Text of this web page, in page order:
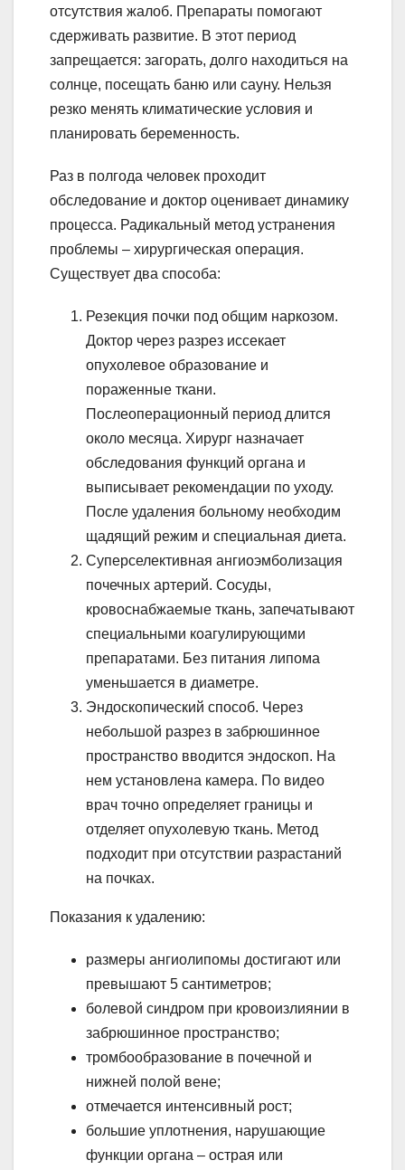
отсутствия жалоб. Препараты помогают
сдерживать развитие. В этот период
запрещается: загорать, долго находиться на
солнце, посещать баню или сауну. Нельзя
резко менять климатические условия и
планировать беременность.
Раз в полгода человек проходит
обследование и доктор оценивает динамику
процесса. Радикальный метод устранения
проблемы – хирургическая операция.
Существует два способа:
Резекция почки под общим наркозом.
Доктор через разрез иссекает
опухолевое образование и
пораженные ткани.
Послеоперационный период длится
около месяца. Хирург назначает
обследования функций органа и
выписывает рекомендации по уходу.
После удаления больному необходим
щадящий режим и специальная диета.
Суперселективная ангиоэмболизация
почечных артерий. Сосуды,
кровоснабжаемые ткань, запечатывают
специальными коагулирующими
препаратами. Без питания липома
уменьшается в диаметре.
Эндоскопический способ. Через
небольшой разрез в забрюшинное
пространство вводится эндоскоп. На
нем установлена камера. По видео
врач точно определяет границы и
отделяет опухолевую ткань. Метод
подходит при отсутствии разрастаний
на почках.
Показания к удалению:
размеры ангиолипомы достигают или
превышают 5 сантиметров;
болевой синдром при кровоизлиянии в
забрюшинное пространство;
тромбообразование в почечной и
нижней полой вене;
отмечается интенсивный рост;
большие уплотнения, нарушающие
функции органа – острая или